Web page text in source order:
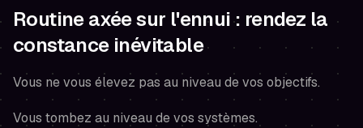
Routine axée sur l'ennui : rendez la
constance inévitable
Vous ne vous élevez pas au niveau de vos objectifs.
Vous tombez au niveau de vos systèmes.